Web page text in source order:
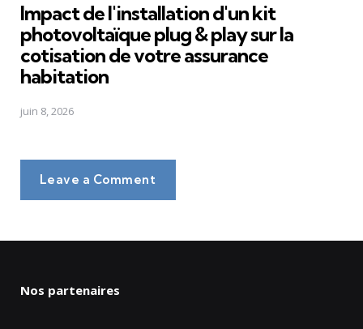
Impact de l'installation d'un kit
photovoltaïque plug & play sur la
cotisation de votre assurance
habitation
juin 8, 2026
Leave a Comment
Nos partenaires